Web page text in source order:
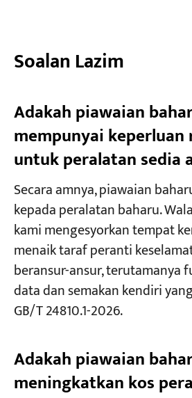
Soalan Lazim
Adakah piawaian
mempunyai
untuk peralatan sedia
Secara amnya, piawaian
kepada peralatan baharu.
kami mengesyorkan tempat
menaik taraf peranti
beransur-ansur, terutamanya
data dan semakan kendiri
GB/T 24810.1-2026.
Adakah piawaian
meningkatkan kos